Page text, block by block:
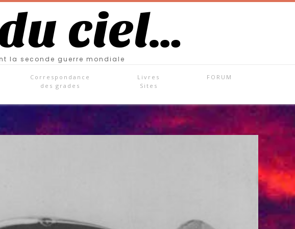
ciel…
la seconde guerre mondiale
Correspondance
des grades
Livres
Sites
FORUM